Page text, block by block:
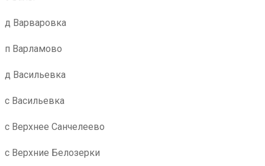
д Варваровка
п Варламово
д Васильевка
с Васильевка
с Верхнее Санчелеево
с Верхние Белозерки